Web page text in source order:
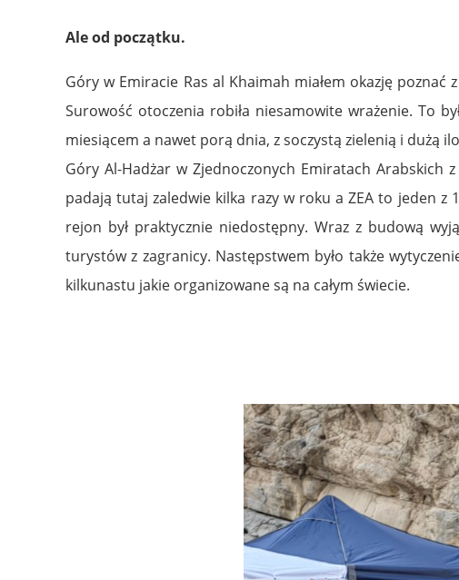
Ale od początku.
Góry w Emiracie Ras al Khaimah miałem okazję
Surowość otoczenia robiła niesamowite wrażenie. To
miesiącem a nawet porą dnia, z soczystą zielenią i dużą
Góry Al-Hadżar w Zjednoczonych Emiratach Arabskich
padają tutaj zaledwie kilka razy w roku a ZEA to jeden
rejon był praktycznie niedostępny. Wraz z budową
turystów z zagranicy. Następstwem było także
kilkunastu jakie organizowane są na całym świecie.